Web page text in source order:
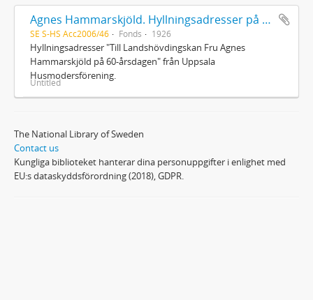
Agnes Hammarskjöld. Hyllningsadresser på 60-årsdagen
SE S-HS Acc2006/46 Fonds 1926
Hyllningsadresser "Till Landshövdingskan Fru Agnes
Hammarskjöld på 60-årsdagen" från Uppsala
Husmodersförening.
Untitled
The National Library of Sweden
Contact us
Kungliga biblioteket hanterar dina personuppgifter i enlighet med
EU:s dataskyddsförordning (2018), GDPR.